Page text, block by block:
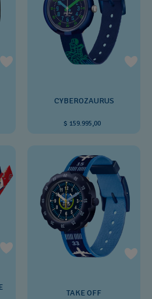
CYBEROZAURUS
$ 159.995,00
TAKE OFF